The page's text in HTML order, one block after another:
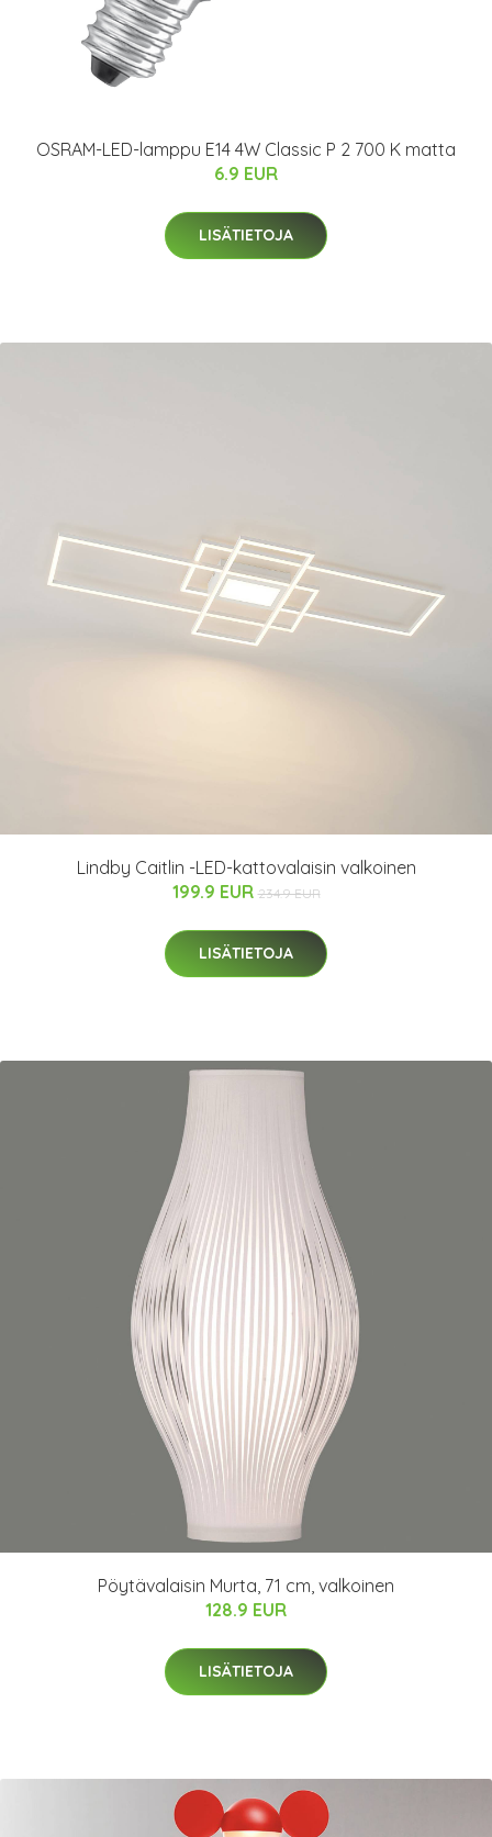
OSRAM-LED-lamppu E14 4W Classic P 2 700 K matta
6.9 EUR
LISÄTIETOJA
Lindby Caitlin -LED-kattovalaisin valkoinen
199.9 EUR 234.9 EUR
LISÄTIETOJA
Pöytävalaisin Murta, 71 cm, valkoinen
128.9 EUR
LISÄTIETOJA